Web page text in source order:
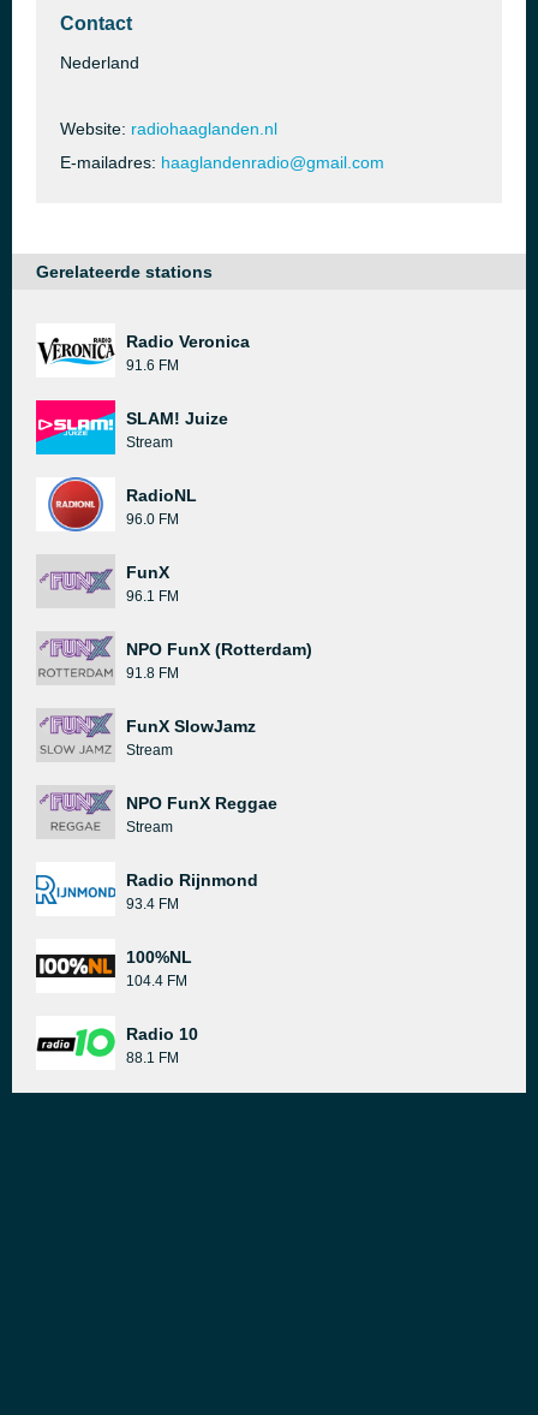
Contact
Nederland
Website: radiohaaglanden.nl
E-mailadres: haaglandenradio@gmail.com
Gerelateerde stations
Radio Veronica
91.6 FM
SLAM! Juize
Stream
RadioNL
96.0 FM
FunX
96.1 FM
NPO FunX (Rotterdam)
91.8 FM
FunX SlowJamz
Stream
NPO FunX Reggae
Stream
Radio Rijnmond
93.4 FM
100%NL
104.4 FM
Radio 10
88.1 FM